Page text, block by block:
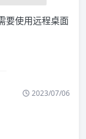
要使用远程桌面
2023/07/06